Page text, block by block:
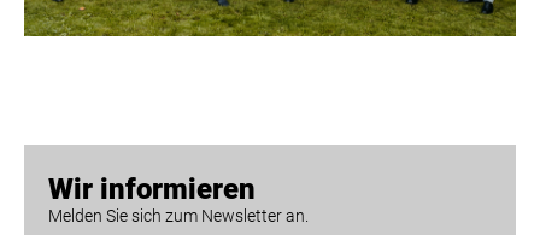
Wir informieren
Melden Sie sich zum Newsletter an.